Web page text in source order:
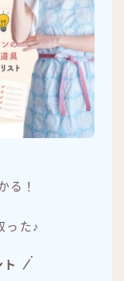
る！
った♪